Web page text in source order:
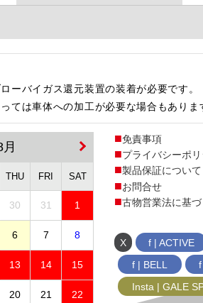
ーバイガス還元装置の装着が必要です。
ては車体への加工が必要な場合もあり
THU FRI SAT
30 31 1
6 7 8
13 14 15
20 21 22
免責事項
プライバシーポ
製品保証について
お問合せ
古物営業法に基
X
f | ACTIVE
f | BELL
Insta | GALE